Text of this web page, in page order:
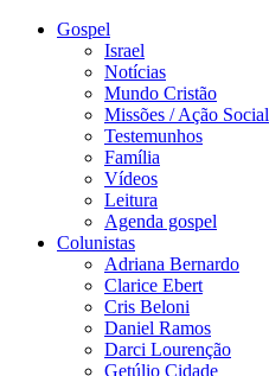
Gospel
Israel
Notícias
Mundo Cristão
Missões / Ação Social
Testemunhos
Família
Vídeos
Leitura
Agenda gospel
Colunistas
Adriana Bernardo
Clarice Ebert
Cris Beloni
Daniel Ramos
Darci Lourenção
Getúlio Cidade